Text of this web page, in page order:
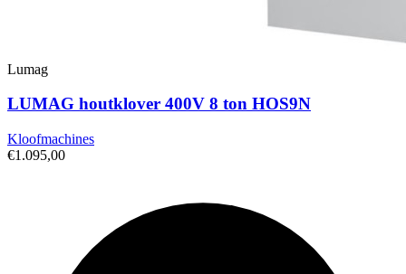
Lumag
LUMAG houtklover 400V 8 ton HOS9N
Kloofmachines
€1.095,00